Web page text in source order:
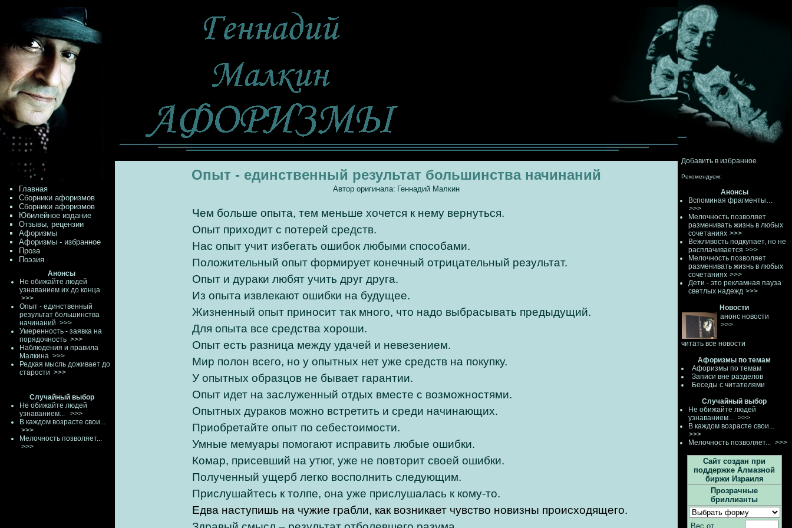
Добавить в избранное
Рекомендуем:
Анонсы
Вспоминая фрагменты…
>>>
Мелочность позволяет
разменивать жизнь в любых
сочетаниях >>>
Вежливость подкупает, но не
расплачивается >>>
Мелочность позволяет
разменивать жизнь в любых
сочетаниях >>>
Дети - это рекламная пауза
светлых надежд >>>
Новости
анонс новости
>>>
читать все новости
Афоризмы по темам
Афоризмы по темам
Записи вне разделов
Беседы с читателями
Случайный выбор
Не обижайте людей
узнаванием... >>>
В каждом возрасте свои...
>>>
Мелочность позволяет... >>>
Сайт создан при
поддержке Алмазной
биржи Израиля
Прозрачные
бриллианты
Вес от
Главная
Сборники афоризмов
Сборники афоризмов
Юбилейное издание
Отзывы, рецензии
Афоризмы
Афоризмы - избранное
Проза
Поэзия
Анонсы
Не обижайте людей
узнаванием их до конца
>>>
Опыт - единственный
результат большинства
начинаний >>>
Умеренность - заявка на
порядочность >>>
Наблюдения и правила
Малкина >>>
Редкая мысль доживает до
старости >>>
Случайный выбор
Не обижайте людей
узнаванием...
>>>
В каждом возрасте свои...
>>>
Мелочность позволяет...
>>>
Опыт - единственный результат большинства начинаний
Автор оригинала: Геннадий Малкин
Чем больше опыта, тем меньше хочется к нему вернуться.
Опыт приходит с потерей средств.
Нас опыт учит избегать ошибок любыми способами.
Положительный опыт формирует конечный отрицательный результат.
Опыт и дураки любят учить друг друга.
Из опыта извлекают ошибки на будущее.
Жизненный опыт приносит так много, что надо выбрасывать предыдущий.
Для опыта все средства хороши.
Опыт есть разница между удачей и невезением.
Мир полон всего, но у опытных нет уже средств на покупку.
У опытных образцов не бывает гарантии.
Опыт идет на заслуженный отдых вместе с возможностями.
Опытных дураков можно встретить и среди начинающих.
Приобретайте опыт по себестоимости.
Умные мемуары помогают исправить любые ошибки.
Комар, присевший на утюг, уже не повторит своей ошибки.
Полученный ущерб легко восполнить следующим.
Прислушайтесь к толпе, она уже прислушалась к кому-то.
Едва наступишь на чужие грабли, как возникает чувство новизны происходящего.